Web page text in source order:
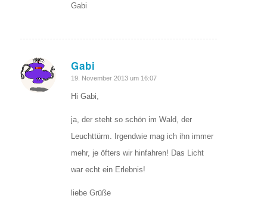
Gabi
Gabi
sagte:
19. November 2013 um 16:07
Hi Gabi,
ja, der steht so schön im Wald, der
Leuchttürm. Irgendwie mag ich ihn immer
mehr, je öfters wir hinfahren! Das Licht
war echt ein Erlebnis!
liebe Grüße